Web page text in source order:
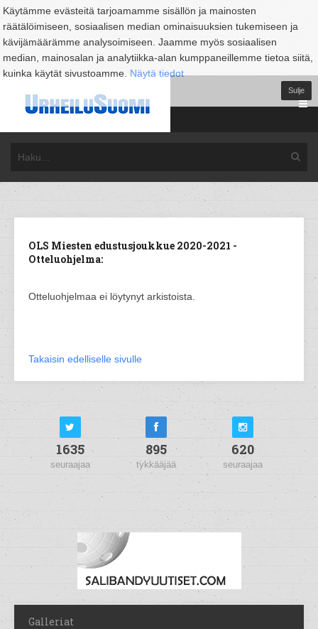
Käytämme evästeitä tarjoamamme sisällön ja mainosten
räätälöimiseen, sosiaalisen median ominaisuuksien tukemiseen ja
kävijämäärämme analysoimiseen. Jaamme myös sosiaalisen
median, mainosalan ja analytiikka-alan kumppaneillemme tietoa siitä,
kuinka käytät sivustoamme. Näytä tiedot
Sulje
OLS Miesten edustusjoukkue 2020-2021 -
Otteluohjelma:
Otteluohjelmaa ei löytynyt arkistoista.
Takaisin edelliselle sivulle
1635
seuraajaa
895
tykkääjää
620
seuraajaa
Galleriat